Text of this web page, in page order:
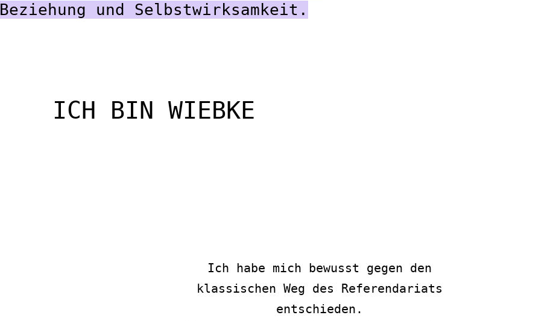
Beziehung und Selbstwirksamkeit.
ICH BIN WIEBKE
Ich habe mich bewusst gegen den
klassischen Weg des Referendariats
entschieden.